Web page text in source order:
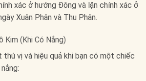
xác ở hướng Đông và lặn chính xác ở
Xuân Phân và Thu Phân.
Kim (Khi Có Nắng)
vị và hiệu quả khi bạn có một chiếc